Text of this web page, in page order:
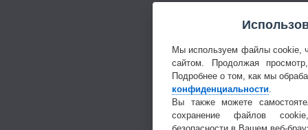
Мы используем файлы cookie,
сайтом. Продолжая
Подробнее о том, как мы
конфиденциальности
Вы также можете
сохранение файлов
безопасности в Вашем веб-